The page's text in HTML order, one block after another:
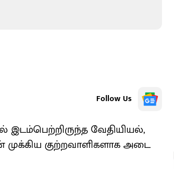
Follow Us
இடம்​பெற்றிருந்த வேதி​யியல்,
முக்​கிய குற்​ற​வாளி​களாக அடை​